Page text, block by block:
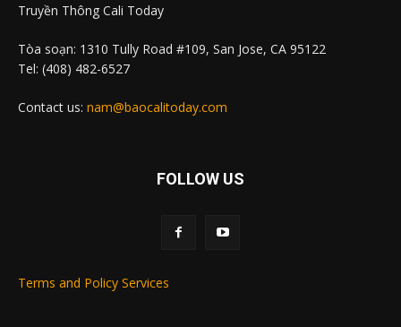
Truyền Thông Cali Today
Tòa soạn: 1310 Tully Road #109, San Jose, CA 95122
Tel: (408) 482-6527
Contact us: nam@baocalitoday.com
FOLLOW US
Terms and Policy Services